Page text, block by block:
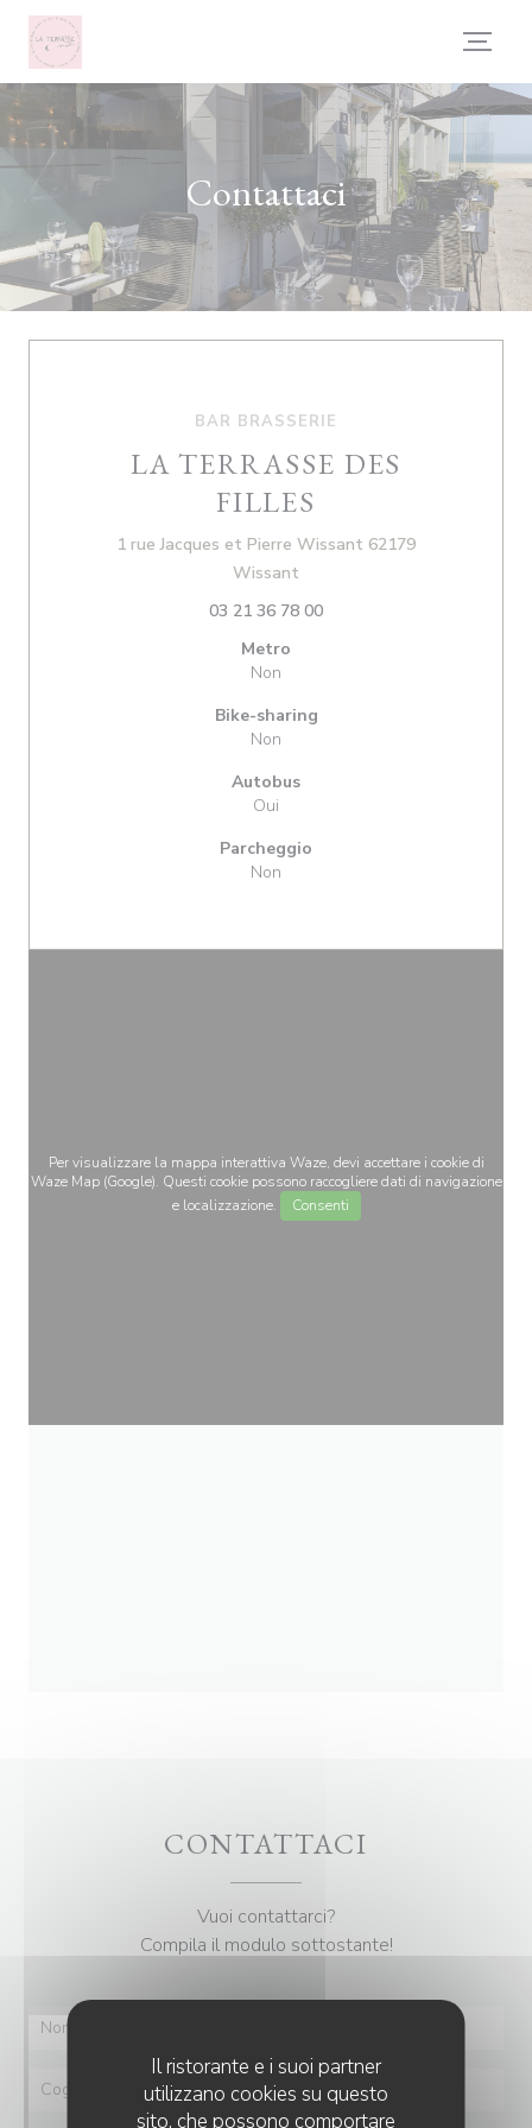
Personalizzazione delle tue scelte sui cookie
Il ristorante e i suoi partner
utilizzano cookies su questo
sito, che possono comportare
Contattaci
BAR BRASSERIE
LA TERRASSE DES
FILLES
1 rue Jacques et Pierre Wissant 62179
Wissant
03 21 36 78 00
Metro
Non
Bike-sharing
Non
Autobus
Oui
Parcheggio
Non
Per visualizzare la mappa interattiva Waze, devi accettare i cookie di
Waze Map (Google). Questi cookie possono raccogliere dati di navigazione
e localizzazione.
Consenti
CONTATTACI
Vuoi contattarci?
Compila il modulo sottostante!